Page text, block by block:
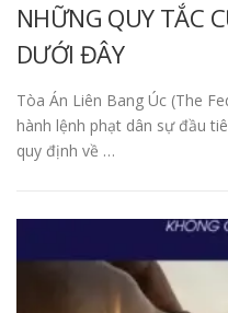
NHỮNG QUY TẮC
DƯỚI ĐÂY
Tòa Án Liên Bang Úc (The
hành lệnh phạt dân sự đầu
quy định về …